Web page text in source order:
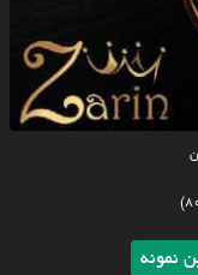
نمونه